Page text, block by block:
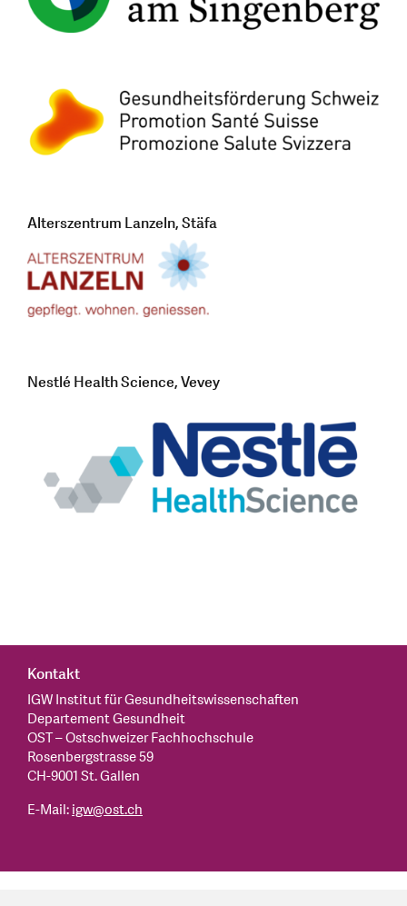
Alterszentrum Lanzeln, Stäfa
Nestlé Health Science, Vevey
Kontakt
IGW Institut für Gesundheitswissenschaften
Departement Gesundheit
OST – Ostschweizer Fachhochschule
Rosenbergstrasse 59
CH-9001 St. Gallen
E-Mail:igw@ost.ch